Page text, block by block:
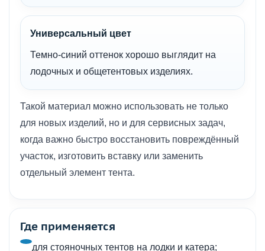
Универсальный цвет
Темно-синий оттенок хорошо выглядит на
лодочных и общетентовых изделиях.
Такой материал можно использовать не только
для новых изделий, но и для сервисных задач,
когда важно быстро восстановить повреждённый
участок, изготовить вставку или заменить
отдельный элемент тента.
Где применяется
для стояночных тентов на лодки и катера;